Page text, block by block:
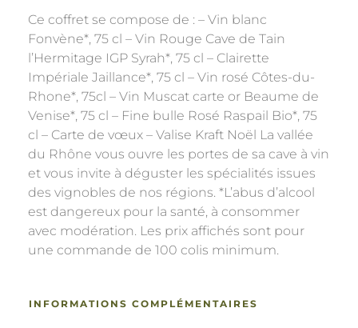
Ce coffret se compose de : – Vin blanc
Fonvène*, 75 cl – Vin Rouge Cave de Tain
l’Hermitage IGP Syrah*, 75 cl – Clairette
Impériale Jaillance*, 75 cl – Vin rosé Côtes-du-
Rhone*, 75cl – Vin Muscat carte or Beaume de
Venise*, 75 cl – Fine bulle Rosé Raspail Bio*, 75
cl – Carte de vœux – Valise Kraft Noël La vallée
du Rhône vous ouvre les portes de sa cave à vin
et vous invite à déguster les spécialités issues
des vignobles de nos régions. *L’abus d’alcool
est dangereux pour la santé, à consommer
avec modération. Les prix affichés sont pour
une commande de 100 colis minimum.
INFORMATIONS COMPLÉMENTAIRES